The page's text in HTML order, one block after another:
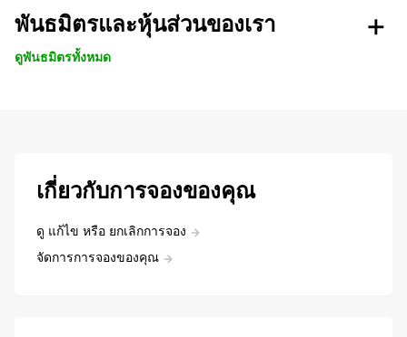
พันธมิตรและหุ้นส่วนของเรา
ดูพันธมิตรทั้งหมด
เกี่ยวกับการจองของคุณ
ดู แก้ไข หรือ ยกเลิกการจอง
จัดการการจองของคุณ